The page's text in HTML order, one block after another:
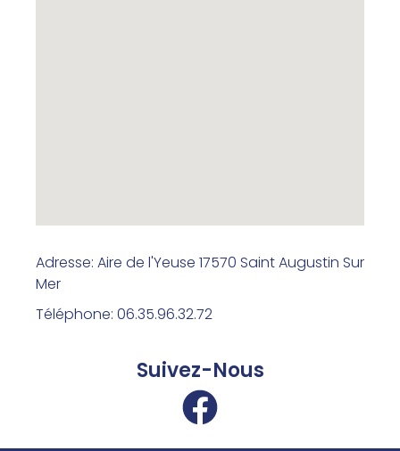
Adresse: Aire de l'Yeuse 17570 Saint Augustin Sur
Mer
Téléphone: 06.35.96.32.72
Suivez-Nous